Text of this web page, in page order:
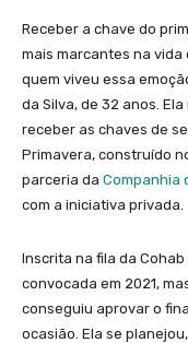
Receber a chave do
mais marcantes na vida
quem viveu essa
da Silva, de 32 anos.
receber as chaves de
Primavera, construído
parceria da Companhia
com a iniciativa privada.
Inscrita na fila da
convocada em 2021,
conseguiu aprovar o
ocasião. Ela se